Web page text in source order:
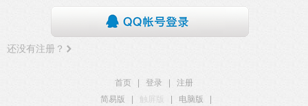
还没有注册？
首页 登录
注册
简易版
触屏版 电脑版